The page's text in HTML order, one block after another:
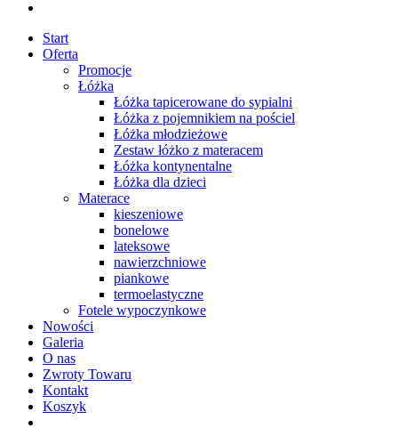
Start
Oferta
Promocje
Łóżka
Łóżka tapicerowane do sypialni
Łóżka z pojemnikiem na pościel
Łóżka młodzieżowe
Zestaw łóżko z materacem
Łóżka kontynentalne
Łóżka dla dzieci
Materace
kieszeniowe
bonelowe
lateksowe
nawierzchniowe
piankowe
termoelastyczne
Fotele wypoczynkowe
Nowości
Galeria
O nas
Zwroty Towaru
Kontakt
Koszyk